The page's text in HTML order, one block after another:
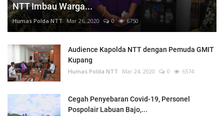
NTT Imbau Warga...
Humas Polda NTT Mar 26, 2020 0 6750
Audience Kapolda NTT dengan Pemuda GMIT
Kupang
Humas Polda NTT Mar 24, 2020 0 6574
Cegah Penyebaran Covid-19, Personel
Pospolair Labuan Bajo,...